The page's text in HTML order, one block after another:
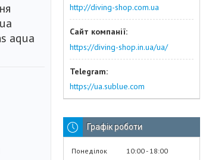
aqua
http://diving-shop.com.ua
https://diving-shop.in.ua/ua/
https://ua.sublue.com
Графік роботи
Понеділок 10:00 18:00